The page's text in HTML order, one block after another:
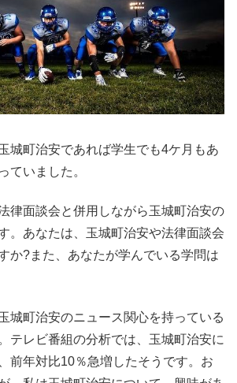
城町治安であれば学生でも4ケ月もあ
ていました。
律面談会と併用しながら玉城町治安の
。あなたは、玉城町治安や法律面談会
か?また、あなたが学んでいる学問は
城町治安のニュース関心を持っている
テレビ番組の分析では、玉城町治安に
前年対比10％急増したそうです。お